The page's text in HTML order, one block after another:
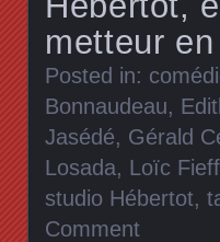
metteur
Posted in:
Bonnaudeau,
Jasédé, Gérald
Losada, Loïc
studio Hébertot,
Comment